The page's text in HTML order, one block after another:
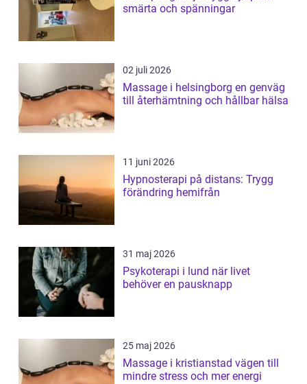
smärta och spänningar
02 juli 2026
Massage i helsingborg en genväg
till återhämtning och hållbar hälsa
11 juni 2026
Hypnosterapi på distans: Trygg
förändring hemifrån
31 maj 2026
Psykoterapi i lund när livet
behöver en pausknapp
25 maj 2026
Massage i kristianstad vägen till
mindre stress och mer energi